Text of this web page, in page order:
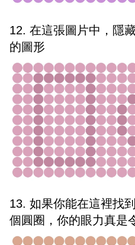
12. 在這張圖片中，隱
的圖形
13. 如果你能在這裡找
個圓圈，你的眼力真是